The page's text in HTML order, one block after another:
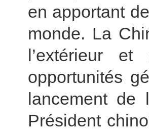
en apportant
monde. La
l’extérieur
opportunités
lancement de
Président